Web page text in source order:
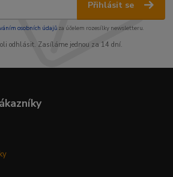
Přihlásit se
osobních údajůza účelem rozesílky newsletteru.
odhlásit. Zasíláme jednou za 14 dní.